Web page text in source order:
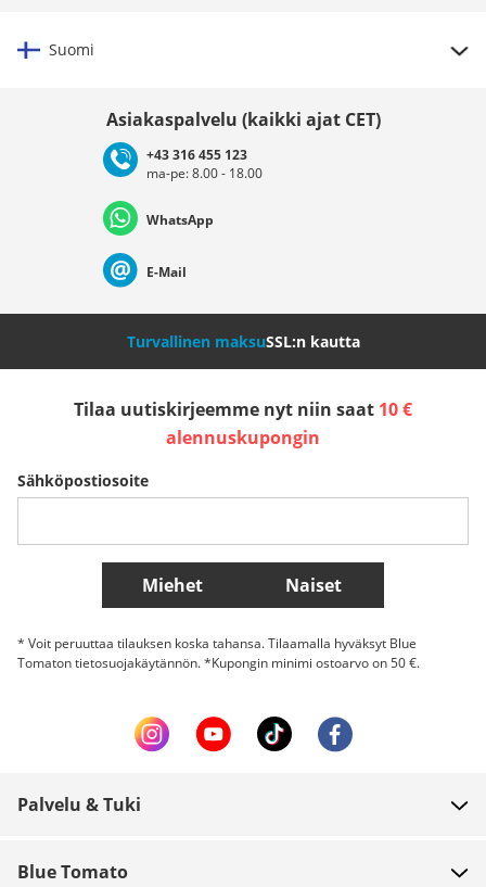
Suomi
Deutschland Österreich
Nederland Italia (Italiano) Italien (Deutsch)
Slovenija
Lisää maita
Asiakaspalvelu (kaikki ajat CET)
+43 316 455 123
ma-pe: 8.00 - 18.00
WhatsApp
E-Mail
Turvallinen maksuSSL:n kautta
Tilaa uutiskirjeemme nyt niin saat 10 €
alennuskupongin
Sähköpostiosoite
Miehet Naiset
* Voit peruuttaa tilauksen koska tahansa. Tilaamalla hyväksyt Blue
Tomaton tietosuojakäytännön. *Kupongin minimi ostoarvo on 50 €.
Palvelu & Tuki
Blue Tomato